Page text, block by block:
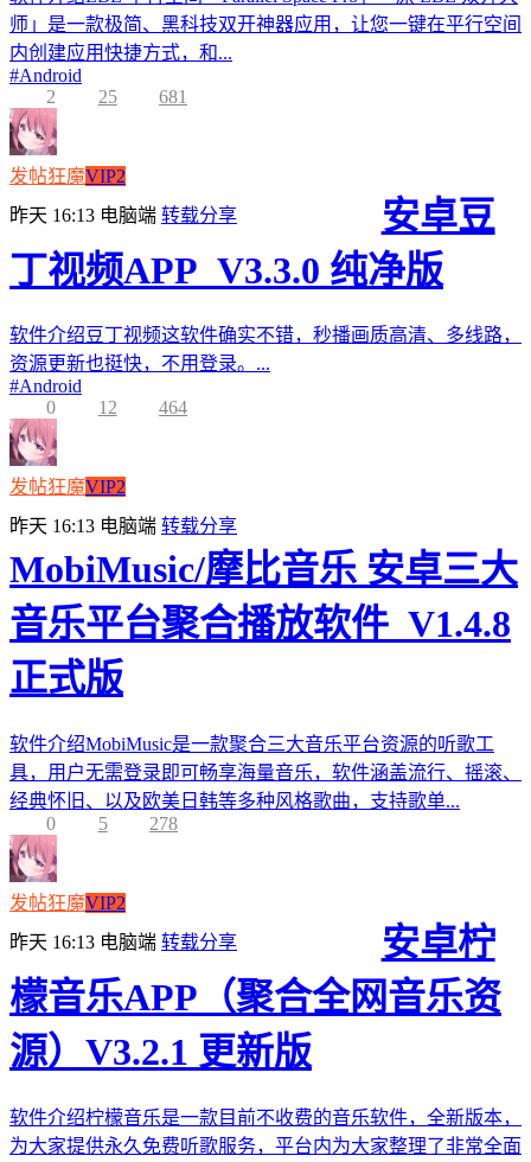
师」是一款极简、黑科技双开神器应用，让您一键在平行空间
内创建应用快捷方式，和...
#Android
2
25 681
发帖狂魔VIP2
昨天 16:13 电脑端 转载分享
安卓豆
丁视频APP_V3.3.0 纯净版
软件介绍豆丁视频这软件确实不错，秒播画质高清、多线路，
资源更新也挺快，不用登录。...
#Android
0
12 464
发帖狂魔VIP2
昨天 16:13 电脑端 转载分享
MobiMusic/摩比音乐 安卓三大
音乐平台聚合播放软件_V1.4.8
正式版
软件介绍MobiMusic是一款聚合三大音乐平台资源的听歌工
具，用户无需登录即可畅享海量音乐，软件涵盖流行、摇滚、
经典怀旧、以及欧美日韩等多种风格歌曲，支持歌单...
0
5 278
发帖狂魔VIP2
昨天 16:13 电脑端 转载分享
安卓柠
檬音乐APP（聚合全网音乐资
源）V3.2.1 更新版
软件介绍柠檬音乐是一款目前不收费的音乐软件，全新版本，
为大家提供永久免费听歌服务，平台内为大家整理了非常全面